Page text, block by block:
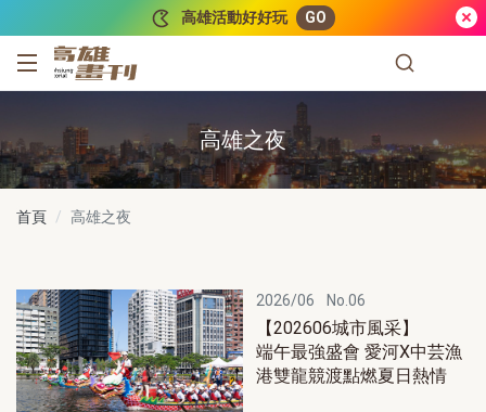
高雄活動好好玩 GO
高雄畫刊
高雄之夜
首頁 高雄之夜
2026/06 No.06
【202606城市風采】
端午最強盛會 愛河X中芸漁
港雙龍競渡點燃夏日熱情